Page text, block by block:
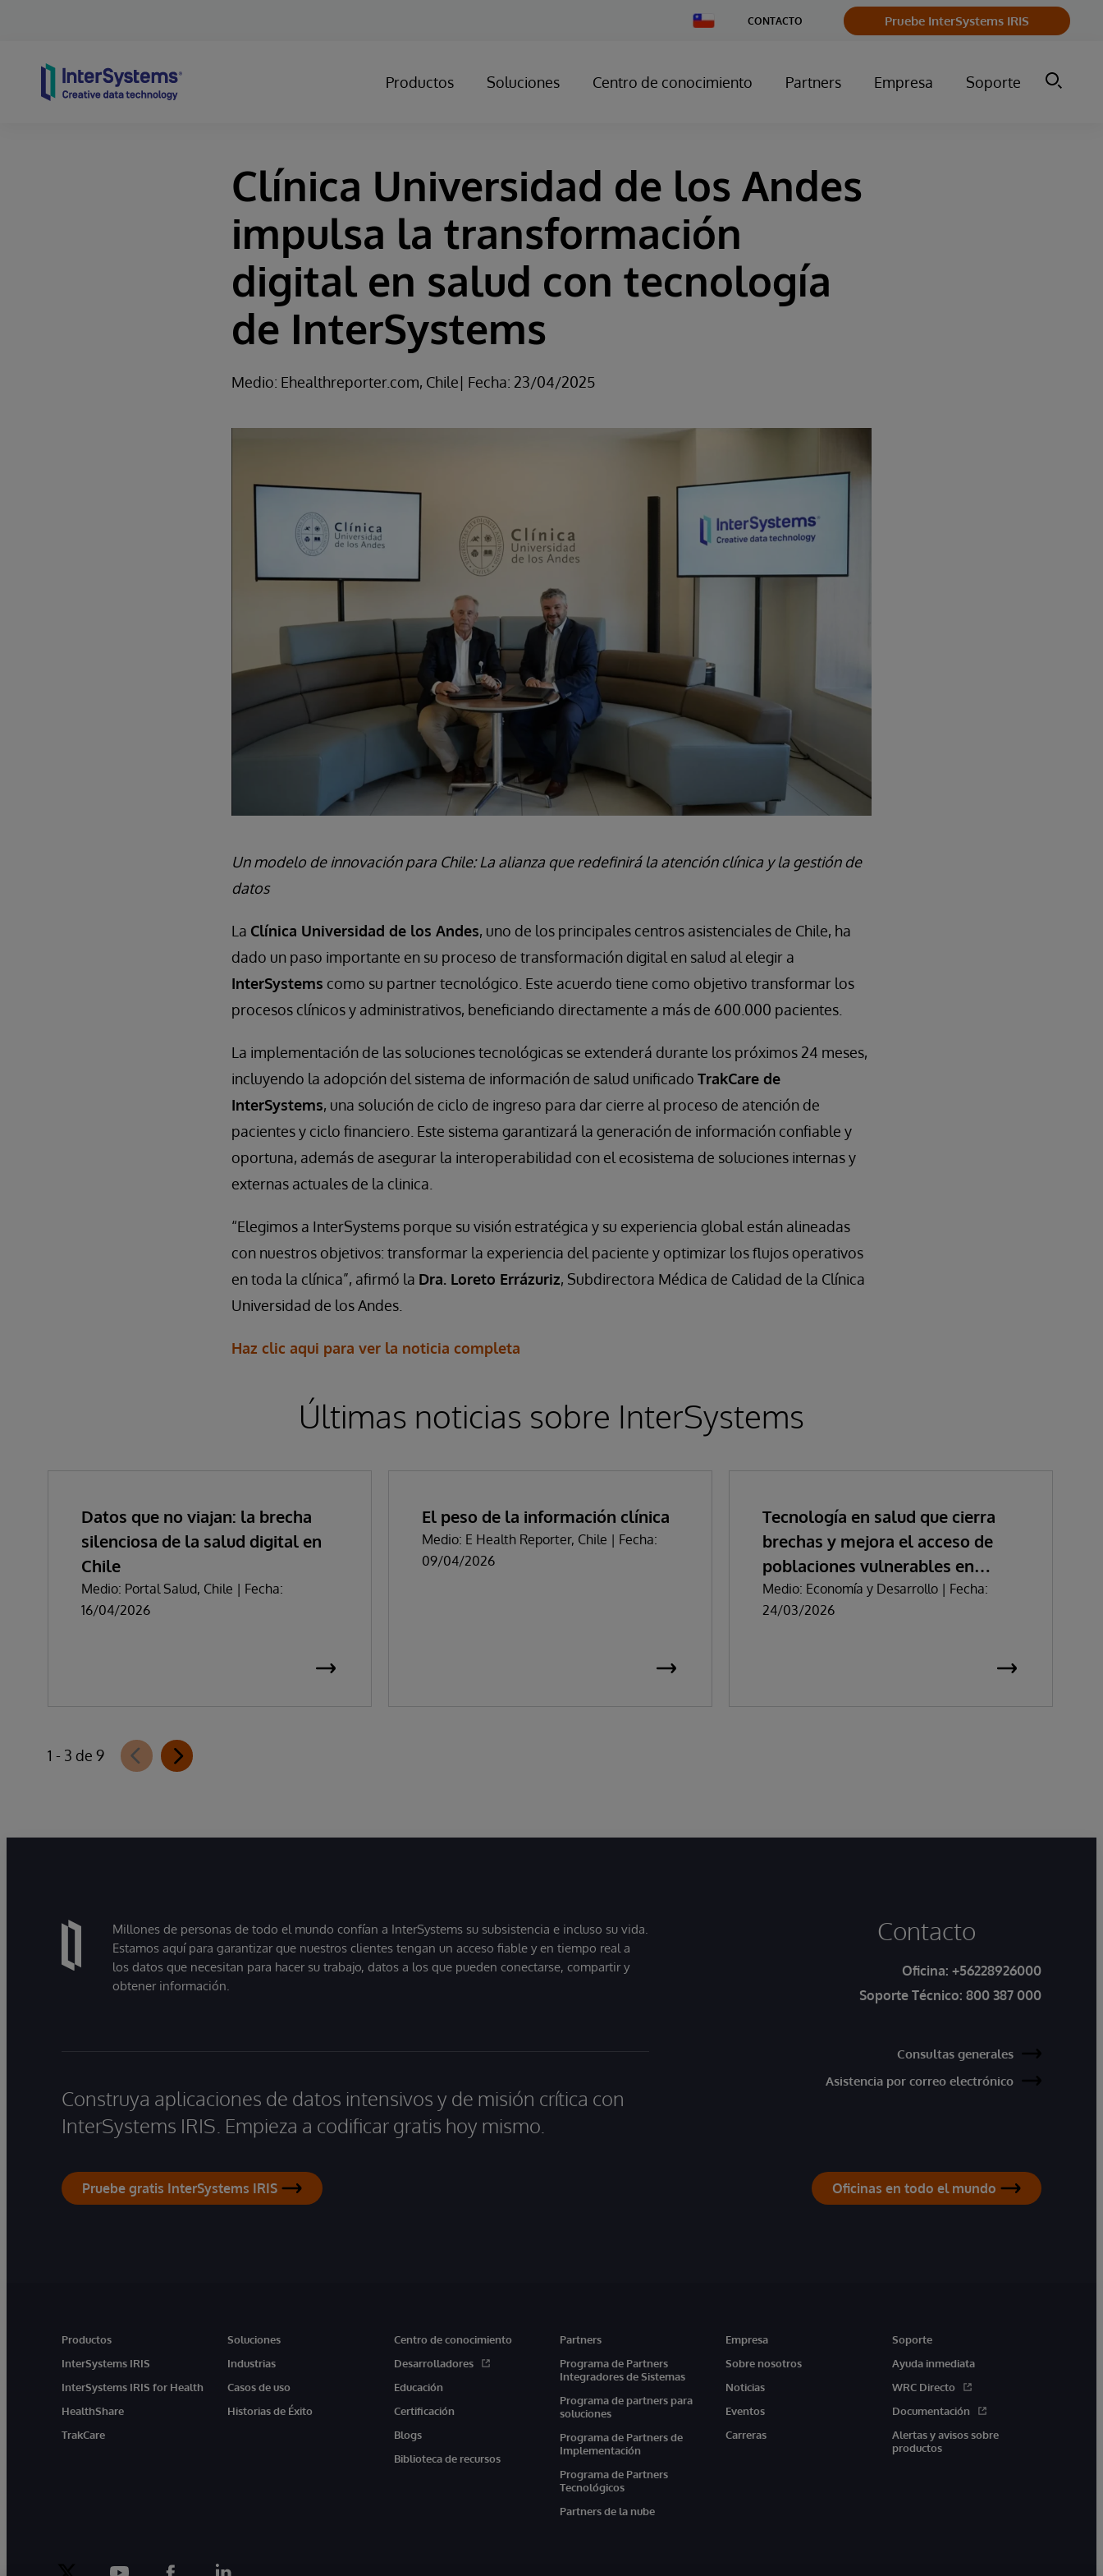
Change
Country
CONTACTO Pruebe InterSystems IRIS
Productos Soluciones Centro de conocimiento Partners Empresa Soporte
Clínica Universidad de los Andes
impulsa la transformación
digital en salud con tecnología
de InterSystems
Medio: Ehealthreporter.com, Chile| Fecha: 23/04/2025
Un modelo de innovación para Chile: La alianza que redefinirá la atención clínica y la gestión de
datos
La Clínica Universidad de los Andes, uno de los principales centros asistenciales de Chile, ha
dado un paso importante en su proceso de transformación digital en salud al elegir a
InterSystems como su partner tecnológico. Este acuerdo tiene como objetivo transformar los
procesos clínicos y administrativos, beneficiando directamente a más de 600.000 pacientes.
La implementación de las soluciones tecnológicas se extenderá durante los próximos 24 meses,
incluyendo la adopción del sistema de información de salud unificado TrakCare de
InterSystems, una solución de ciclo de ingreso para dar cierre al proceso de atención de
pacientes y ciclo financiero. Este sistema garantizará la generación de información confiable y
oportuna, además de asegurar la interoperabilidad con el ecosistema de soluciones internas y
externas actuales de la clinica.
“Elegimos a InterSystems porque su visión estratégica y su experiencia global están alineadas
con nuestros objetivos: transformar la experiencia del paciente y optimizar los flujos operativos
en toda la clínica”, afirmó la Dra. Loreto Errázuriz, Subdirectora Médica de Calidad de la Clínica
Universidad de los Andes.
Haz clic aqui para ver la noticia completa
Últimas noticias sobre InterSystems
Datos que no viajan: la brecha
silenciosa de la salud digital en
Chile
Medio: Portal Salud, Chile | Fecha:
16/04/2026
El peso de la información clínica
Medio: E Health Reporter, Chile | Fecha:
09/04/2026
Tecnología en salud que cierra
brechas y mejora el acceso de
poblaciones vulnerables en
Colombia
Medio: Economía y Desarrollo | Fecha:
24/03/2026
1 - 3 de 9
Millones de personas de todo el mundo confían a InterSystems su subsistencia e incluso su vida.
Estamos aquí para garantizar que nuestros clientes tengan un acceso fiable y en tiempo real a
los datos que necesitan para hacer su trabajo, datos a los que pueden conectarse, compartir y
obtener información.
Construya aplicaciones de datos intensivos y de misión crítica con
InterSystems IRIS. Empieza a codificar gratis hoy mismo.
Pruebe gratis InterSystems IRIS
Contacto
Oficina: +56228926000
Soporte Técnico: 800 387 000
Consultas generales
Asistencia por correo electrónico
Oficinas en todo el mundo
Productos
InterSystems IRIS
InterSystems IRIS for Health
HealthShare
TrakCare
Soluciones
Industrias
Casos de uso
Historias de Éxito
Centro de conocimiento
Desarrolladores
Educación
Certificación
Blogs
Biblioteca de recursos
Partners
Programa de Partners
Integradores de Sistemas
Programa de partners para
soluciones
Programa de Partners de
Implementación
Programa de Partners
Tecnológicos
Partners de la nube
Empresa
Sobre nosotros
Noticias
Eventos
Carreras
Soporte
Ayuda inmediata
WRC Directo
Documentación
Alertas y avisos sobre
productos